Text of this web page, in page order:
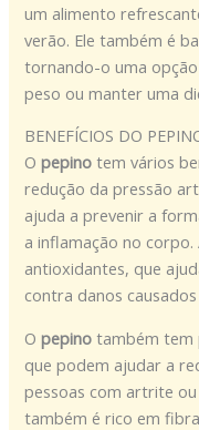
um alimento
verão. Ele também é
tornando-o uma
peso ou manter uma
BENEFÍCIOS DO
Opepino tem vários
redução da pressão
ajuda a prevenir a
a inflamação no corpo.
antioxidantes, que
contra danos
Opepino também tem
que podem ajudar a
pessoas com artrite
também é rico em